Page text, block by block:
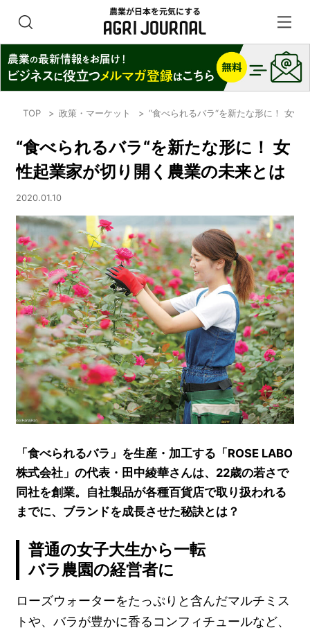
TOP 政策・マーケット “食べられるバラ“を新たな形に！ 女性
“食べられるバラ“を新たな形に！ 女
性起業家が切り開く農業の未来とは
2020.01.10
「食べられるバラ」を生産・加工する「ROSE LABO
株式会社」の代表・田中綾華さんは、22歳の若さで
同社を創業。自社製品が各種百貨店で取り扱われる
までに、ブランドを成長させた秘訣とは？
普通の女子大生から一転
バラ農園の経営者に
ローズウォーターをたっぷりと含んだマルチミス
トや、バラが豊かに香るコンフィチュールなど、